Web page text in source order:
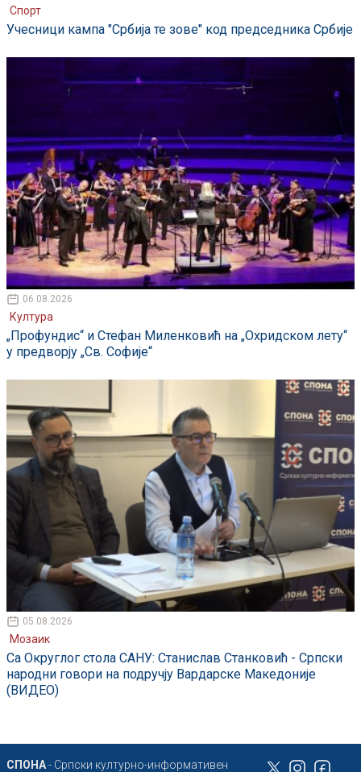
Спорт
Учесници кампа "Србија те зове" код председника Србије
06.08.2026
Култура
„Профундис“ и Стефан Миленковић на „Охридском лету“
у предворју „Св. Софије“
05.08.2026
Мозаик
Са Округлог стола САНУ: Станислав Станковић - Српски
народни говори на подручју Вардарске Македоније
(ВИДЕО)
СПОНА- Српски културно-информативен